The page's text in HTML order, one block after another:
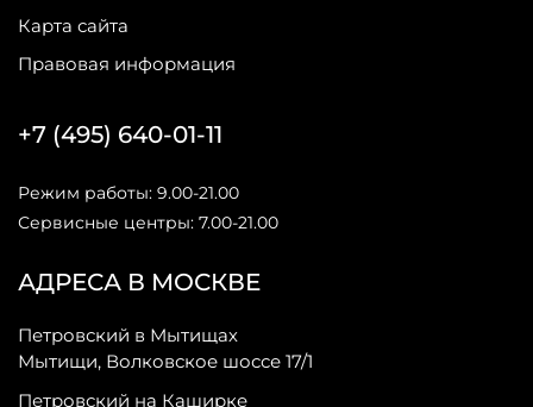
Карта сайта
Правовая информация
АДРЕСА В МОСКВЕ
Петровский в Мытищах
Мытищи, Волковское шоссе 17/1
Петровский на Каширке
+7 (495) 640-01-11
Режим работы: 9.00-21.00
Сервисные центры: 7.00-21.00